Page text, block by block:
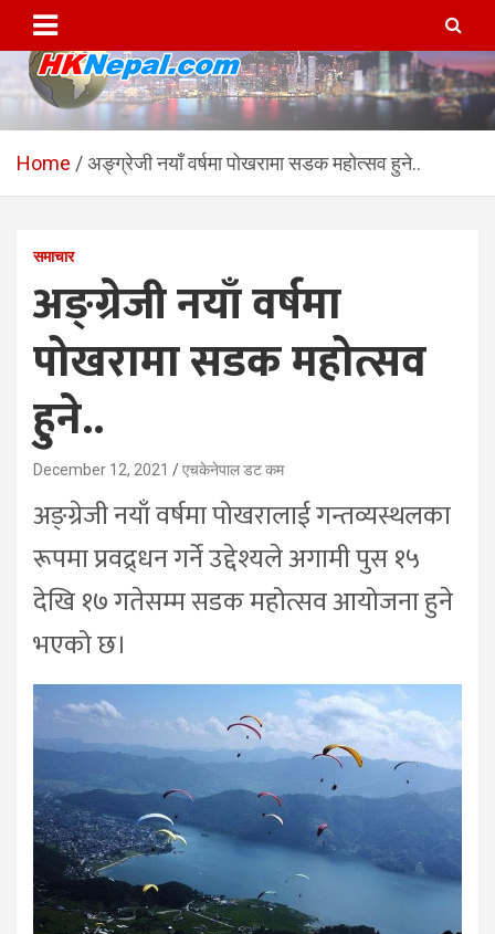
content
HKNepal.com – हङकङबाट
सञ्चालित पहिलो नेपाली अनलाईन
hknepal, hknepal.com, hk nepal, hk nepal com
Home अङ्ग्रेजी नयाँ वर्षमा पोखरामा सडक महोत्सव हुने..
समाचार
अङ्ग्रेजी नयाँ वर्षमा
पोखरामा सडक महोत्सव
हुने..
December 12, 2021 एचकेनेपाल डट कम
अङ्ग्रेजी नयाँ वर्षमा पोखरालाई गन्तव्यस्थलका
रूपमा प्रवद्र्धन गर्ने उद्देश्यले अगामी पुस १५
देखि १७ गतेसम्म सडक महोत्सव आयोजना हुने
भएको छ।